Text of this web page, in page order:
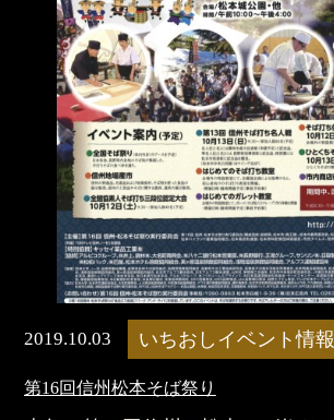
2019.10.03 いちおしイベント情報
​第16回信州松本そば祭り